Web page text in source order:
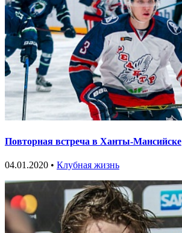
Повторная встреча в Ханты-Мансийске
04.01.2020 • Клубная жизнь